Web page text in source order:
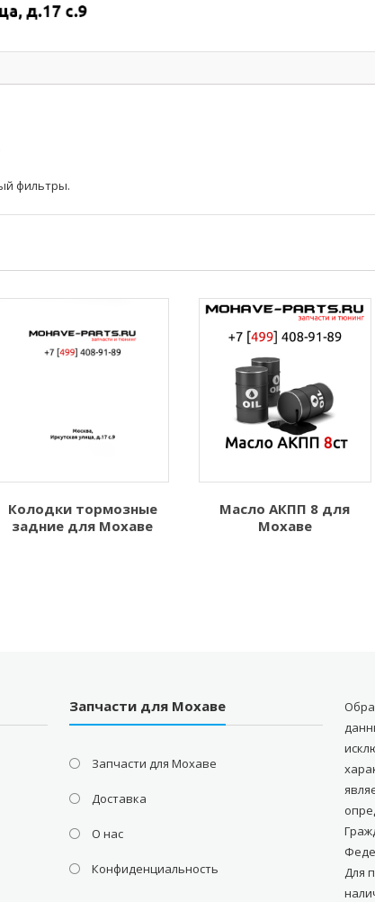
фильтры.
Колодки тормозные
задние для Мохаве
Масло АКПП 8 для
Мохаве
Запчасти для Мохаве
Запчасти для Мохаве
Доставка
О нас
Конфиденциальность
Для